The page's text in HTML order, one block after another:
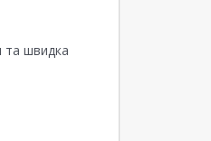
та швидка